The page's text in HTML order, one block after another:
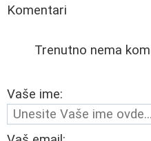
Komentari
Trenutno nema
Vaše ime: